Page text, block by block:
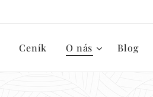
Ceník O nás Blog